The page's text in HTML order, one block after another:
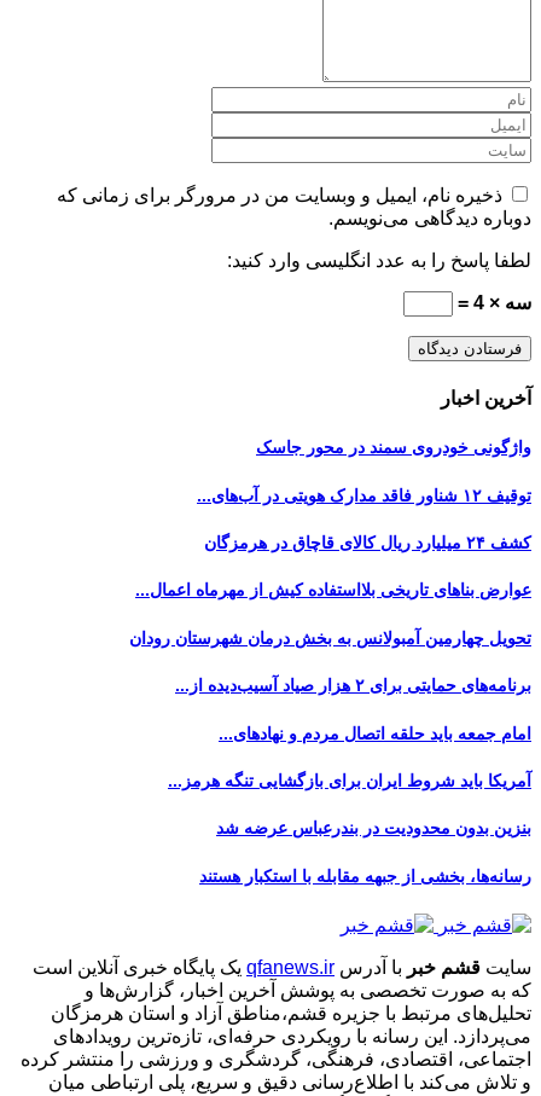
ذخیره نام، ایمیل و وبسایت من در مرورگر برای زمانی که
دوباره دیدگاهی می‌نویسم.
لطفا پاسخ را به عدد انگلیسی وارد کنید:
سه × 4 =
آخرین اخبار
واژگونی خودروی سمند در محور جاسک
توقیف ۱۲ شناور فاقد مدارک هویتی در آب‌های...
کشف ۲۴ میلیارد ریال کالای قاچاق در هرمزگان
عوارض بناهای تاریخی بلااستفاده کیش از مهرماه اعمال...
تحویل چهارمین آمبولانس به بخش درمان شهرستان رودان
برنامه‌های حمایتی برای ۲ هزار صیاد آسیب‌دیده از...
امام جمعه باید حلقه اتصال مردم و نهادهای...
آمریکا باید شروط ایران برای بازگشایی تنگه هرمز...
بنزین بدون محدودیت در بندرعباس عرضه شد
رسانه‌ها، بخشی از جبهه مقابله با استکبار هستند
سایت قشم خبر با آدرس qfanews.ir یک پایگاه خبری آنلاین است
که به صورت تخصصی به پوشش آخرین اخبار، گزارش‌ها و
تحلیل‌های مرتبط با جزیره قشم،مناطق آزاد و استان هرمزگان
می‌پردازد. این رسانه با رویکردی حرفه‌ای، تازه‌ترین رویدادهای
اجتماعی، اقتصادی، فرهنگی، گردشگری و ورزشی را منتشر کرده
و تلاش می‌کند با اطلاع‌رسانی دقیق و سریع، پلی ارتباطی میان